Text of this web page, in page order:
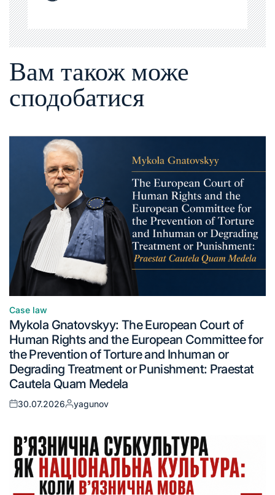
Вам також може
сподобатися
Case law
Mykola Gnatovskyy: The European Court of
Human Rights and the European Committee for
the Prevention of Torture and Inhuman or
Degrading Treatment or Punishment: Praestat
Cautela Quam Medela
30.07.2026 yagunov